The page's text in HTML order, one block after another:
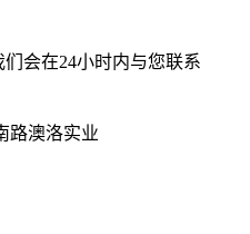
会在24小时内与您联系
路澳洛实业